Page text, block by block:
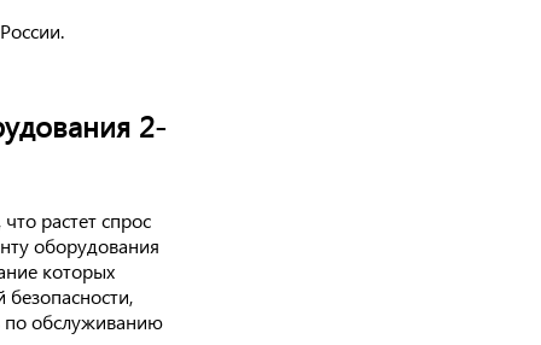
2-
растет спрос
оборудования
которых
по обслуживанию